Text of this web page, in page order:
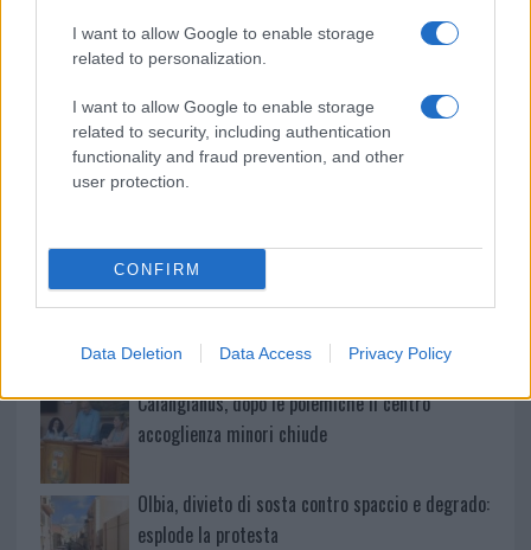
I want to allow Google to enable storage
related to personalization.
I want to allow Google to enable storage
related to security, including authentication
functionality and fraud prevention, and other
user protection.
CONFIRM
Data Deletion Data Access Privacy Policy
k p
NOTIZIE RECENTI
Ristorante distrutto dalle fiamme a La
Maddalena, incendio a Monti d’à rena
Michelle Hunziker in Gallura, bella anche dal
Calangianus, dopo le polemiche il centro
accoglienza minori chiude
Olbia, divieto di sosta contro spaccio e degrado:
esplode la protesta